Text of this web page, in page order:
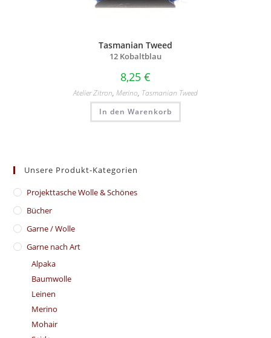
Tasmanian Tweed
12 Kobaltblau
8,25 €
Atelier Zitron, Merino, Tasmanian Tweed
In den Warenkorb
Unsere Produkt-Kategorien
​Projekttasche Wolle & Schönes
Bücher
Garne / Wolle
Garne nach Art
Alpaka
Baumwolle
Leinen
Merino
Mohair